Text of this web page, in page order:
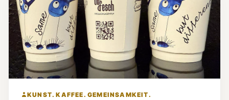
KUNST. KAFFEE. GEMEINSAMKEIT.